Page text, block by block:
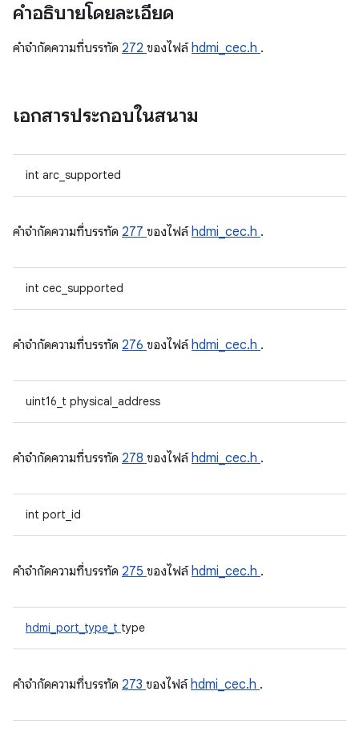
คำอธิบายโดยละเอียด
คําจํากัดความที่บรรทัด 272 ของไฟล์hdmi_cec.h .
เอกสารประกอบในสนาม
int arc_supported
คําจํากัดความที่บรรทัด 277 ของไฟล์hdmi_cec.h .
int cec_supported
คําจํากัดความที่บรรทัด 276 ของไฟล์hdmi_cec.h .
uint16_t physical_address
คําจํากัดความที่บรรทัด 278 ของไฟล์hdmi_cec.h .
int port_id
คําจํากัดความที่บรรทัด 275 ของไฟล์hdmi_cec.h .
hdmi_port_type_t type
คําจํากัดความที่บรรทัด 273 ของไฟล์hdmi_cec.h .